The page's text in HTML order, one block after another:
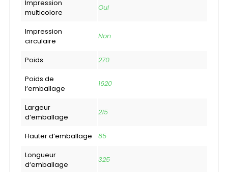
Impression
multicolore
Oui
Impression
circulaire
Non
Poids
270
Poids de
l‘emballage
1620
Largeur
d‘emballage
215
Hauter d‘emballage
85
Longueur
d‘emballage
325